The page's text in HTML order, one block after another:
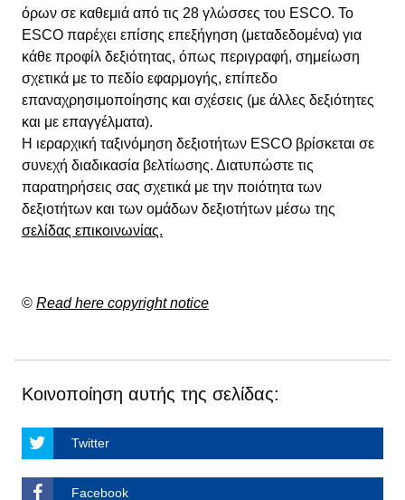
όρων σε καθεμιά από τις 28 γλώσσες του ESCO. Το
ESCO παρέχει επίσης επεξήγηση (μεταδεδομένα) για
κάθε προφίλ δεξιότητας, όπως περιγραφή, σημείωση
σχετικά με το πεδίο εφαρμογής, επίπεδο
επαναχρησιμοποίησης και σχέσεις (με άλλες δεξιότητες
και με επαγγέλματα).
Η ιεραρχική ταξινόμηση δεξιοτήτων ESCO βρίσκεται σε
συνεχή διαδικασία βελτίωσης. Διατυπώστε τις
παρατηρήσεις σας σχετικά με την ποιότητα των
δεξιοτήτων και των ομάδων δεξιοτήτων μέσω της
σελίδας επικοινωνίας.
© Read here copyright notice
Κοινοποίηση αυτής της σελίδας:
Twitter
Facebook